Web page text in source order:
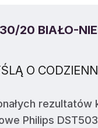
20 BIAŁO-
O
Philips